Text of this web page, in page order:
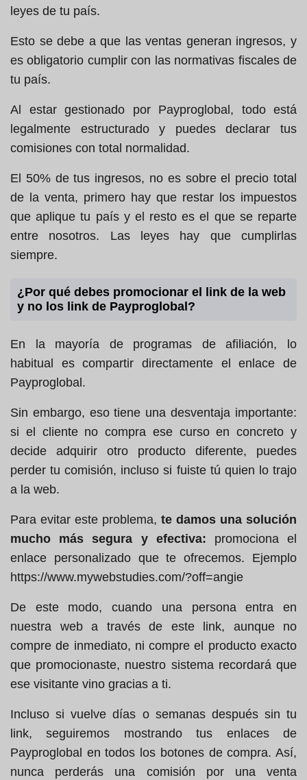
leyes de tu país.
Esto se debe a que las ventas generan ingresos, y
es obligatorio cumplir con las normativas fiscales de
tu país.
Al estar gestionado por Payproglobal, todo está
legalmente estructurado y puedes declarar tus
comisiones con total normalidad.
El 50% de tus ingresos, no es sobre el precio total
de la venta, primero hay que restar los impuestos
que aplique tu país y el resto es el que se reparte
entre nosotros. Las leyes hay que cumplirlas
siempre.
¿Por qué debes promocionar el link de la web
y no los link de Payproglobal?
En la mayoría de programas de afiliación, lo
habitual es compartir directamente el enlace de
Payproglobal.
Sin embargo, eso tiene una desventaja importante:
si el cliente no compra ese curso en concreto y
decide adquirir otro producto diferente, puedes
perder tu comisión, incluso si fuiste tú quien lo trajo
a la web.
Para evitar este problema, te damos una solución
mucho más segura y efectiva: promociona el
enlace personalizado que te ofrecemos. Ejemplo
https://www.mywebstudies.com/?off=angie
De este modo, cuando una persona entra en
nuestra web a través de este link, aunque no
compre de inmediato, ni compre el producto exacto
que promocionaste, nuestro sistema recordará que
ese visitante vino gracias a ti.
Incluso si vuelve días o semanas después sin tu
link, seguiremos mostrando tus enlaces de
Payproglobal en todos los botones de compra. Así,
nunca perderás una comisión por una venta